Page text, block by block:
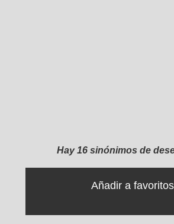
Hay 16 sinónimos de
Añadir a favoritos